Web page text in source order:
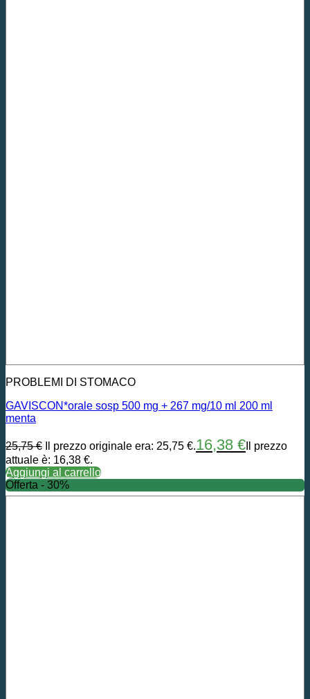
PROBLEMI DI STOMACO
GAVISCON*orale sosp 500 mg + 267 mg/10 ml 200 ml
menta
25,75€ Il prezzo originale era: 25,75 €.16,38 € Il prezzo
attuale è: 16,38 €.
Aggiungi al carrello
Offerta - 30%